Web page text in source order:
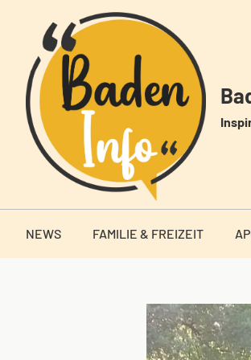
springen
NEWS FAMILIE & FREIZEIT